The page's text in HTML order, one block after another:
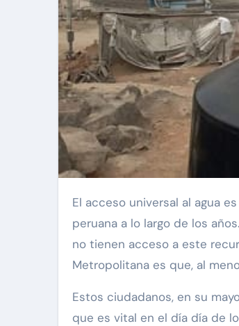
El acceso universal al agua es uno de los principales problemas que ha sufrido y sufre la población
peruana a lo largo de los
no tienen acceso a este
Metropolitana es que, al
Estos ciudadanos, en su
que es vital en el día día de